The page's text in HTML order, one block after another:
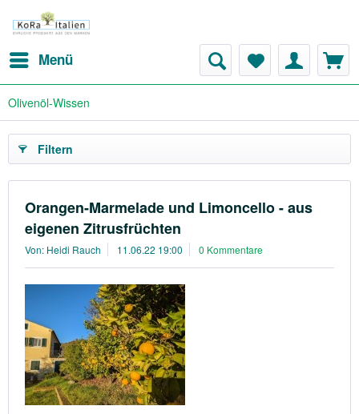
Menü
Olivenöl-Wissen
Filtern
Orangen-Marmelade und Limoncello - aus
eigenen Zitrusfrüchten
Von: Heidi Rauch 11.06.22 19:00 0 Kommentare